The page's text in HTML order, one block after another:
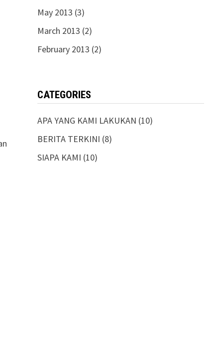
May 2013 (3)
March 2013 (2)
February 2013 (2)
CATEGORIES
APA YANG KAMI LAKUKAN (10)
BERITA TERKINI (8)
SIAPA KAMI (10)